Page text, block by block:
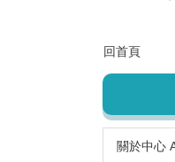
回首頁
關於中心